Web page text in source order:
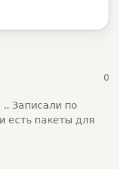
0
Записали по
есть пакеты для